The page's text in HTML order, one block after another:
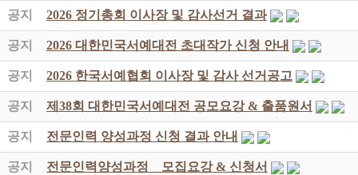
공지 2026 정기총회 이사장 및 감사선거 결과
공지 2026 대한민국서예대전 초대작가 신청 안내
공지 2026 한국서예협회 이사장 및 감사 선거공고
공지 제38회 대한민국서예대전 공모요강 & 출품원서
공지 전문인력 양성과정 신청 결과 안내
공지 전문인력양성과정 _ 모집요강 & 신청서